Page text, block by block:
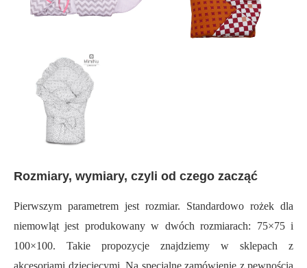
Rozmiary, wymiary, czyli od czego zacząć
Pierwszym parametrem jest rozmiar. Standardowo rożek dla
niemowląt jest produkowany w dwóch rozmiarach: 75×75 i
100×100. Takie propozycje znajdziemy w sklepach z
akcesoriami dziecięcymi. Na specjalne zamówienie z pewnością